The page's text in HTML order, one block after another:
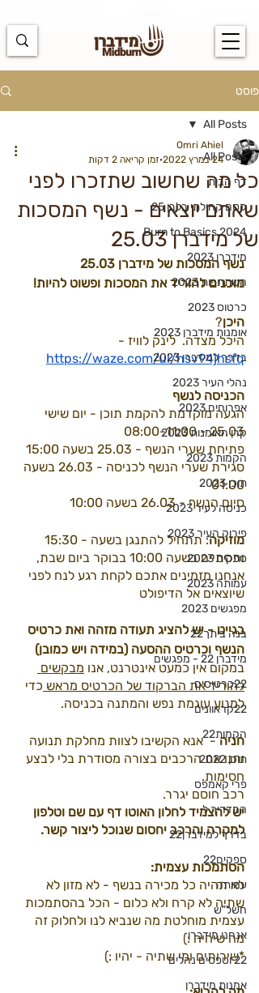
פוסט
All Posts
דף הבית
קסם קהילתי בלבן 25
Burn to Basics 2024
מידברן 2023
השתתפות 2023
כרטוס 2023
אומנות מידברן 2023
בדרך למידברן 2023
נהלי העיר 2023
אפרוחים 2023
קרן האומנות 2023
הקמות 2023
תוכן 2023
כניסה לעיר 2023
פירוק העיר 2023
ספקים 2023
עמותה 2023
מפגשים 2023
בנה ביתך22
מידברן 22 - מפגשים
22כרטיסים
22קראוונים
הקמות22
תוכן 2022
פרי קאמפס
המדריך ל
בדרך למידברן22
ספקים22
עמותה
חשל"ש
אנחנו מידברן
22 וטפסים נהלים
אמנות מידברן
All Posts
כל מה שחשוב שתזכרו לפני
שאתם יוצאים - נשף המסכות
של מידברן 25.03
Omri Ahiel
24 במרץ 2022
זמן קריאה 2 דקות
נשף המסכות של מידברן 25.03
מוכנים להוריד את המסכות ופשוט להיות!
היכן?
היכל מצדה.  לינק לוויז -
https://waze.com/ul/hsv94jhsfq
הכניסה לנשף
הגעה מוקדמת להקמת תוכן - יום שישי
25.03 - 08:00-11:00
פתיחת שערי הנשף - 25.03 בשעה 15:00
סגירת שערי הנשף לכניסה - 26.03 בשעה
01:00
סיום הנשף - 26.03 בשעה 10:00
מוזיקה
ותסתיים בשעה 10:00 בבוקר ביום שבת,
אנחנו מזמינים אתכם לקחת רגע לנח לפני
שיוצאים אל הדיפולט
בגייט - יש להציג תעודה מזהה ואת כרטיס
הנשף וכרטיס ההסעה (במידה ויש כמובן)
במקום אין כמעט אינטרנט, אנו מבקשים
להוריד את הברקוד של הכרטיס מראש כדי
למנוע עוגמת נפש והמתנה בכניסה.
חניה -  אנא הקשיבו לצוות מחלקת תנועה
וחנו את הרכבים בצורה מסודרת בלי לבצע
חסימות.
רכב חוסם יגרר.
יש להצמיד לחלון האוטו דף עם שם וטלפון
למקרה והרכב יחסום שנוכל ליצור קשר.
הסתמכות עצמית:
לא תהיה כל מכירה בנשף - לא מזון לא
שתיה לא קרח ולא כלום - הכל בהסתמכות
עצמית מוחלטת מה שנביא לנו ולחלוק זה
מה שיהיה :)
*שירותים ומי שתיה - יהיו :)